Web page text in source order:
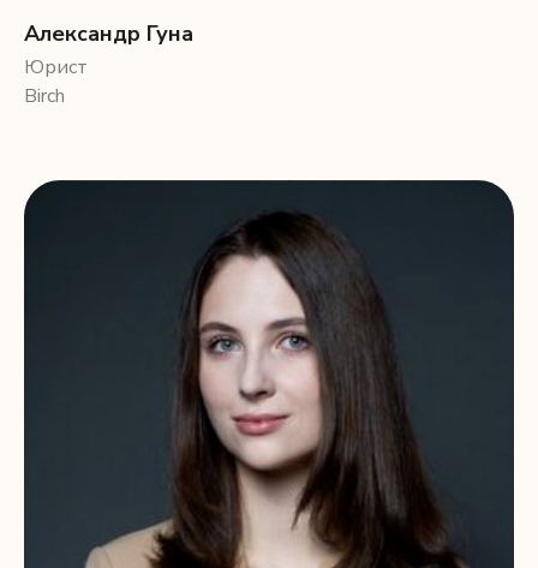
Александр Гуна
Юрист
Birch